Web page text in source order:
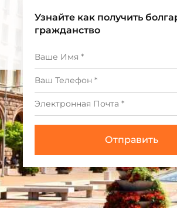
Узнайте как получить
гражданство